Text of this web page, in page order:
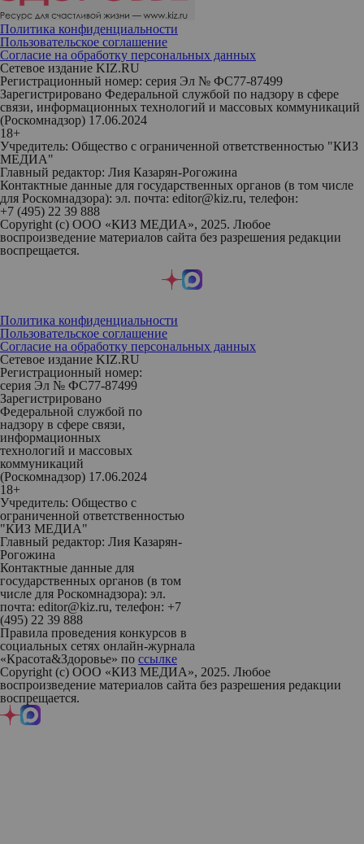
Политика конфиденциальности
Пользовательское соглашение
Согласие на обработку персональных данных
Сетевое издание KIZ.RU
Регистрационный номер: серия Эл № ФС77-87499
Зарегистрировано Федеральной службой по надзору в сфере
связи, информационных технологий и массовых коммуникаций
(Роскомнадзор) 17.06.2024
18+
Учредитель: Общество с ограниченной ответственностью "КИЗ
МЕДИА"
Главный редактор: Лия Казарян-Рогожина
Контактные данные для государственных органов (в том числе
для Роскомнадзора): эл. почта: editor@kiz.ru, телефон:
+7 (495) 22 39 888
Copyright (с) ООО «КИЗ МЕДИА», 2025. Любое
воспроизведение материалов сайта без разрешения редакции
воспрещается.
Политика конфиденциальности
Пользовательское соглашение
Согласие на обработку персональных данных
Сетевое издание KIZ.RU
Регистрационный номер:
серия Эл № ФС77-87499
Зарегистрировано
Федеральной службой по
надзору в сфере связи,
информационных
технологий и массовых
коммуникаций
(Роскомнадзор) 17.06.2024
18+
Учредитель: Общество с
ограниченной ответственностью
"КИЗ МЕДИА"
Главный редактор: Лия Казарян-
Рогожина
Контактные данные для
государственных органов (в том
числе для Роскомнадзора): эл.
почта: editor@kiz.ru, телефон: +7
(495) 22 39 888
Правила проведения конкурсов в
социальных сетях онлайн-журнала
«Красота&Здоровье» по ссылке
Copyright (с) ООО «КИЗ МЕДИА», 2025. Любое
воспроизведение материалов сайта без разрешения редакции
воспрещается.